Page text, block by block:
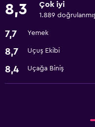
8,3 Çok iyi
1.889
7,7 Yemek
8,7 Uçuş Ekibi
8,4 Uçağa Biniş